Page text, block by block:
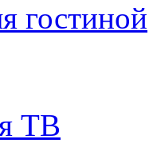
гостиной
ТВ